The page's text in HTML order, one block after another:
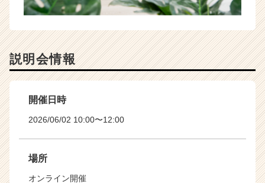
説明会情報
開催日時
2026/06/02 10:00〜12:00
場所
オンライン開催